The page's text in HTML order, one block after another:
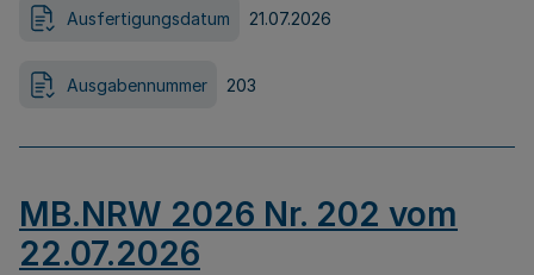
Ausfertigungsdatum 21.07.2026
Ausgabennummer 203
MB.NRW 2026 Nr. 202 vom
22.07.2026